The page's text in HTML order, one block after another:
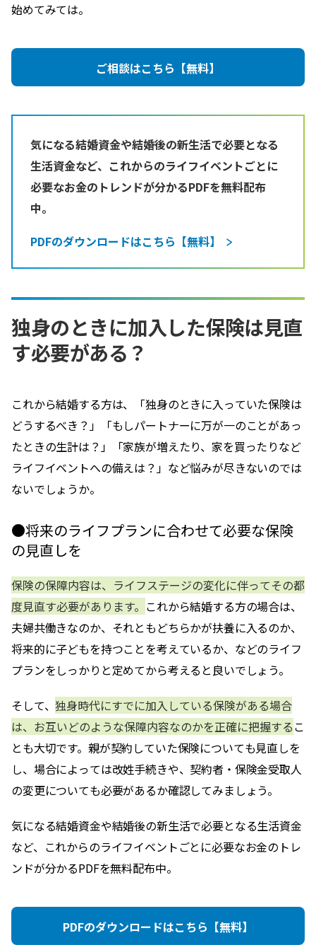
始めてみては。
ご相談はこちら【無料】
気になる結婚資金や結婚後の新生活で必要となる
生活資金など、これからのライフイベントごとに
必要なお金のトレンドが分かるPDFを無料配布
中。
PDFのダウンロードはこちら【無料】
独身のときに加入した保険は見直
す必要がある？
これから結婚する方は、「独身のときに入っていた保険は
どうするべき？」「もしパートナーに万が一のことがあっ
たときの生計は？」「家族が増えたり、家を買ったりなど
ライフイベントへの備えは？」など悩みが尽きないのでは
ないでしょうか。
●将来のライフプランに合わせて必要な保険
の見直しを
保険の保障内容は、ライフステージの変化に伴ってその都
度見直す必要があります。 これから結婚する方の場合は、
夫婦共働きなのか、それともどちらかが扶養に入るのか、
将来的に子どもを持つことを考えているか、などのライフ
プランをしっかりと定めてから考えると良いでしょう。
そして、 独身時代にすでに加入している保険がある場合
は、お互いどのような保障内容なのかを正確に把握するこ
とも大切です。親が契約していた保険についても見直しを
し、場合によっては改姓手続きや、契約者・保険金受取人
の変更についても必要があるか確認してみましょう。
気になる結婚資金や結婚後の新生活で必要となる生活資金
など、これからのライフイベントごとに必要なお金のトレ
ンドが分かるPDFを無料配布中。
PDFのダウンロードはこちら【無料】